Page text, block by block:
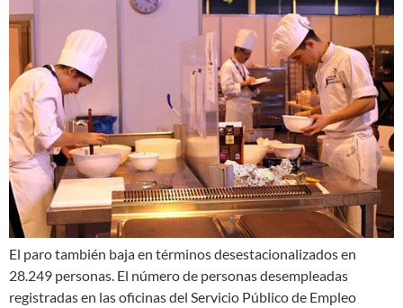
El paro también baja en términos desestacionalizados en
28.249 personas. El número de personas desempleadas
registradas en las oficinas del Servicio Público de Empleo